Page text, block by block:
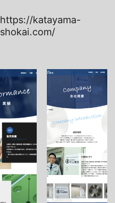
https://katayama-
shokai.com/